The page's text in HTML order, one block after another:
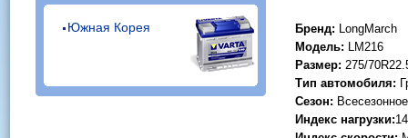
Южная Корея Бренд: LongMarch
Модель: LM216
Размер: 275/
Тип автомобиля:
Сезон:
Индекс нагрузки: